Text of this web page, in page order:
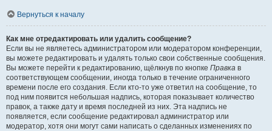
Вернуться к началу
Как мне отредактировать или удалить сообщение?
Если вы не являетесь администратором или модератором конференции,
вы можете редактировать и удалять только свои собственные сообщения.
Вы можете перейти к редактированию, щёлкнув по кнопке Правка в
соответствующем сообщении, иногда только в течение ограниченного
времени после его создания. Если кто-то уже ответил на сообщение, то
под ним появится небольшая надпись, которая показывает количество
правок, а также дату и время последней из них. Эта надпись не
появляется, если сообщение редактировал администратор или
модератор, хотя они могут сами написать о сделанных изменениях по